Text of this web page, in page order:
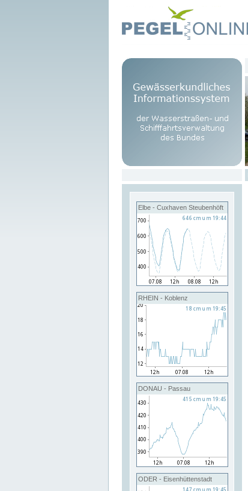
Elbe - Cuxhaven Steubenhöft
RHEIN - Koblenz
DONAU - Passau
ODER - Eisenhüttenstadt